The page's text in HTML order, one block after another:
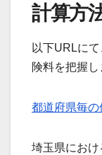
計算方
以下URLに
険料を把握し
都道府県毎の
埼玉県におけ